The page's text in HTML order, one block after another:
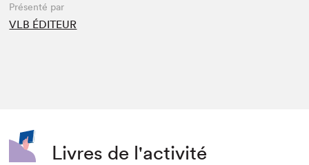
Présenté par
VLB ÉDITEUR
Livres de l'activité